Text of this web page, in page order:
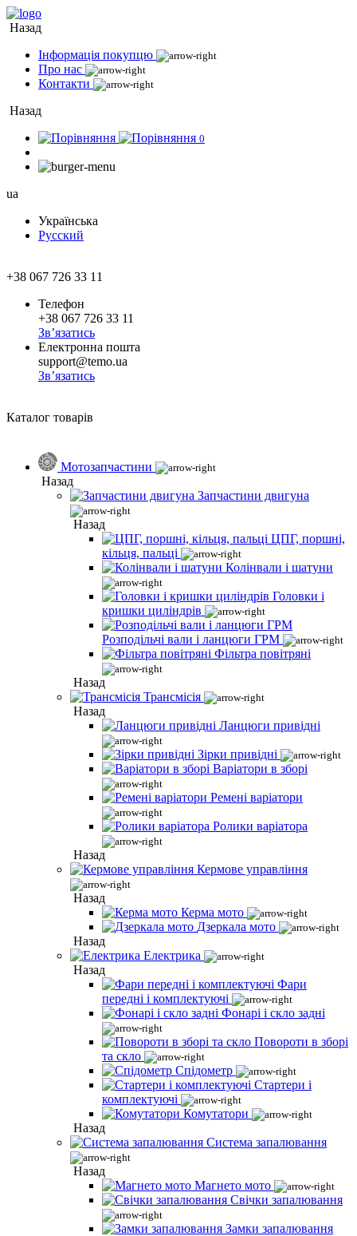
Назад
Інформація покупцю
Про нас
Контакти
Назад
0
ua
Українська
Русский
+38 067 726 33 11
Телефон
+38 067 726 33 11
Зв’язатись
Електронна пошта
support@temo.ua
Зв’язатись
Каталог товарів
Мотозапчастини
Назад
Запчастини двигуна
Назад
ЦПГ, поршні,
кільця, пальці
Колінвали і шатуни
Головки і
кришки циліндрів
Розподільчі вали і ланцюги ГРМ
Фільтра повітряні
Назад
Трансмісія
Назад
Ланцюги привідні
Зірки привідні
Варіатори в зборі
Ремені варіатори
Ролики варіатора
Назад
Кермове управління
Назад
Керма мото
Дзеркала мото
Назад
Електрика
Назад
Фари
передні і комплектуючі
Фонарі і скло задні
Повороти в зборі
та скло
Спідометр
Стартери і
комплектуючі
Комутатори
Назад
Система запалювання
Назад
Магнето мото
Свічки запалювання
Замки запалювання